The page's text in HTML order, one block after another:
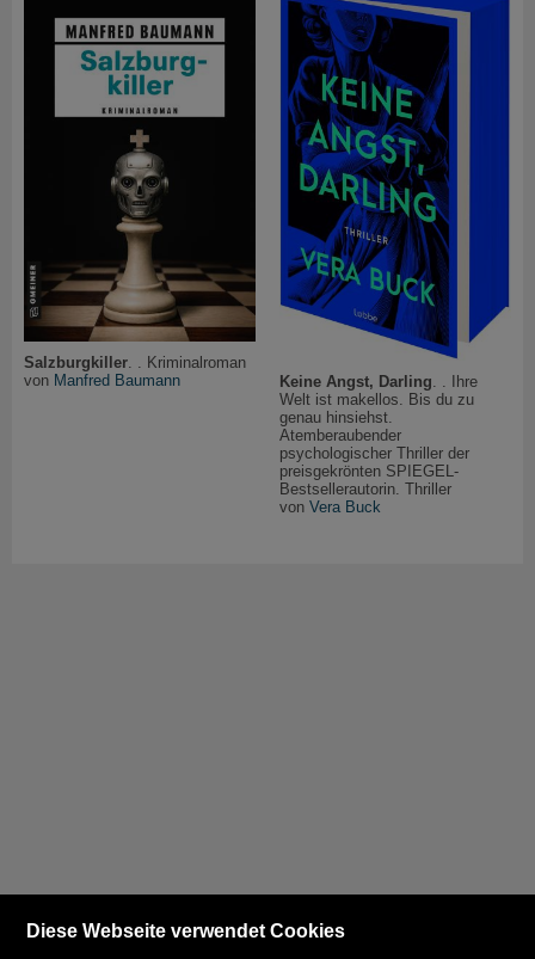
Salzburgkiller . . Kriminalroman
von Manfred Baumann Keine Angst, Darling . . Ihre
Welt ist makellos. Bis du zu
genau hinsiehst.
Atemberaubender
psychologischer Thriller der
preisgekrönten SPIEGEL-
Bestsellerautorin. Thriller
von Vera Buck
Diese Webseite verwendet Cookies